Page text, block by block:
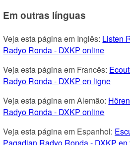
Em outras línguas
Veja esta página em Inglês: Listen
Radyo Ronda - DXKP online
Veja esta página em Francês:
Radyo Ronda - DXKP en ligne
Veja esta página em Alemão:
Radyo Ronda - DXKP online
Veja esta página em Espanhol:
Pagadian Radyo Ronda - DXKP en